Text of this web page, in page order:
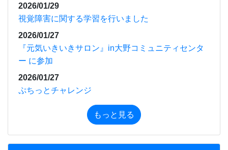
2026/01/29
視覚障害に関する学習を行いました
2026/01/27
『元気いきいきサロン』in大野コミュニティセンタ
ー に参加
2026/01/27
ぷちっとチャレンジ
もっと見る